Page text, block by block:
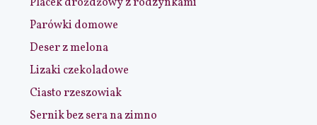
Parówki domowe
Deser z melona
Lizaki czekoladowe
Ciasto rzeszowiak
Sernik bez sera na zimno